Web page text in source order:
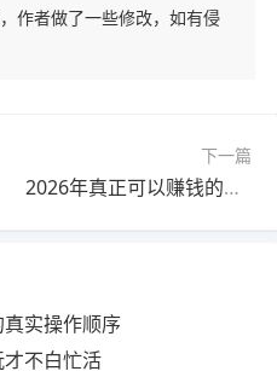
作者做了一些修改，如有侵
下一篇
2026年真正可以赚钱的游戏有哪些？这些游戏都可以赚钱提现
实操作顺序
不白忙活